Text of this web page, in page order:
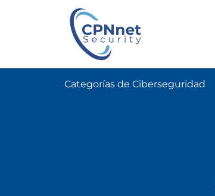
Categorías de Ciberseguridad